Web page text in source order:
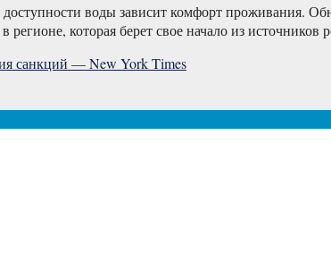
воды зависит комфорт проживания.
которая берет свое начало из источников
санкций — New York Times